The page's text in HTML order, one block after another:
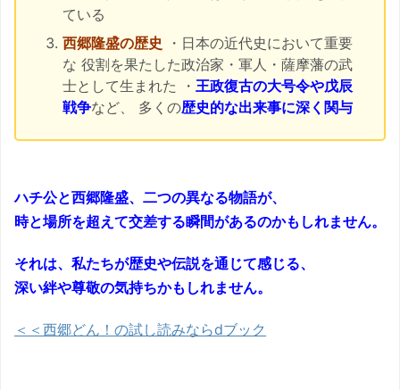
ている
西郷隆盛の歴史 ・日本の近代史において重要
な 役割を果たした政治家・軍人・薩摩藩の武
士として生まれた ・ 王政復古の大号令や戊辰
戦争など、 多くの歴史的な出来事に深く関与
ハチ公と西郷隆盛、二つの異なる物語が、
時と場所を超えて交差する瞬間があるのかもしれません。
それは、私たちが歴史や伝説を通じて感じる、
深い絆や尊敬の気持ちかもしれません。
＜＜西郷どん！の試し読みならdブック